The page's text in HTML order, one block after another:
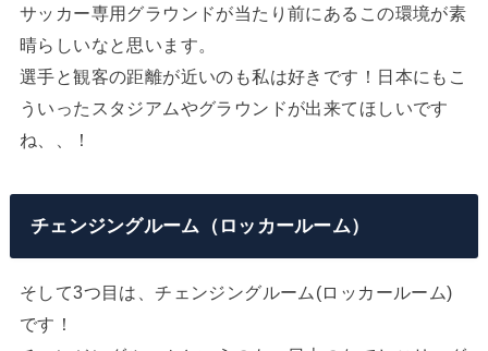
サッカー専用グラウンドが当たり前にあるこの環境が素
晴らしいなと思います。
選手と観客の距離が近いのも私は好きです！ 日本にもこ
ういったスタジアムやグラウンドが出来てほしいです
ね、、！
チェンジングルーム（ロッカールーム）
そして3つ目は、チェンジングルーム(ロッカールーム)
です！